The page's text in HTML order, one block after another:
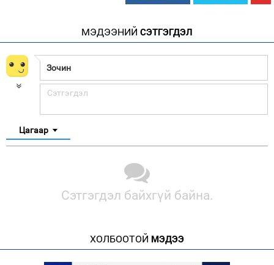
МЭДЭЭНИЙ СЭТГЭГДЭЛ
Цагаар
Сэтгэгдэл байхгүй байна.
ХОЛБООТОЙ МЭДЭЭ